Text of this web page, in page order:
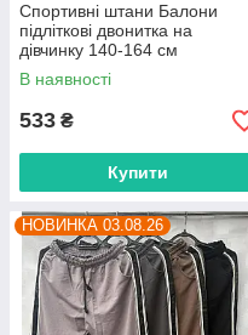
Спортивні штани Балони
підліткові двонитка на
дівчинку 140-164 см
"MALVINA" купити гуртом в
Одесі на 7 км
В наявності
533 ₴
Купити
НОВИНКА 03.08.26